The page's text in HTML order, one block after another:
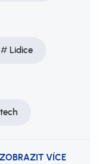
Lidice
ZOBRAZIT VÍCE